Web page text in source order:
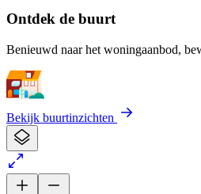
Ontdek de buurt
Benieuwd naar het woningaanbod,
Bekijk buurtinzichten